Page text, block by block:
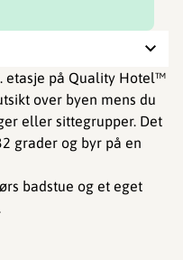
etasje på Quality Hotel™
over byen mens du
eller sittegrupper. Det
grader og byr på en
badstue og et eget